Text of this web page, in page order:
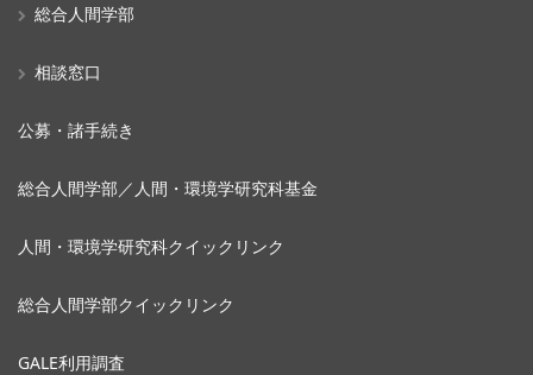
総合人間学部
相談窓口
公募・諸手続き
総合人間学部／人間・環境学研究科基金
人間・環境学研究科クイックリンク
総合人間学部クイックリンク
GALE利用調査